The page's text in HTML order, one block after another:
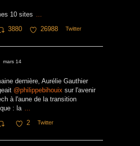
10 sites ...
3880 26988 Twitter
mars 14
dernière, Aurélie Gauthier
@philippebihouix sur l'avenir
à l'aune de la transition
: la ...
2 Twitter